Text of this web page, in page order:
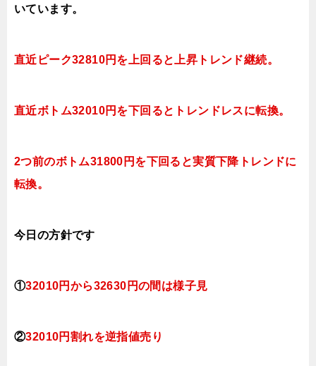
いています。
直近ピーク32810円を上回ると上昇トレンド継続。
直近ボトム32010円を下回るとトレンドレスに転換。
2つ前のボトム31800円を下回ると実質下降トレンドに
転換。
今日 の方針です
①32010円から32630円の間は様子見
②32010円割れを逆指値売り